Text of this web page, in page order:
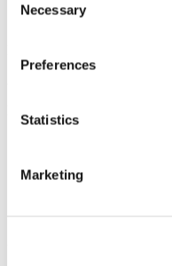
Selection
Necessary
Preferences
Statistics
Marketing
Sa Mhír Seo
Email